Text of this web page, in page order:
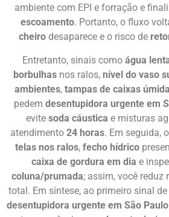
ambiente com EPI e forração e
escoamento. Portanto, o fluxo
cheirodesaparece e o risco de
Entretanto, sinais como água
borbulhasnos ralos, nível do vaso
ambientes, tampas de caixas
pedem desentupidora urgente em
evite soda cáustica e misturas
atendimento 24 horas. Em seguida,
telas nos ralos, fecho hídrico
caixa de gordura em dia e
coluna/prumada; assim, você reduz
total. Em síntese, ao primeiro sinal de
desentupidora urgente em São Paulo